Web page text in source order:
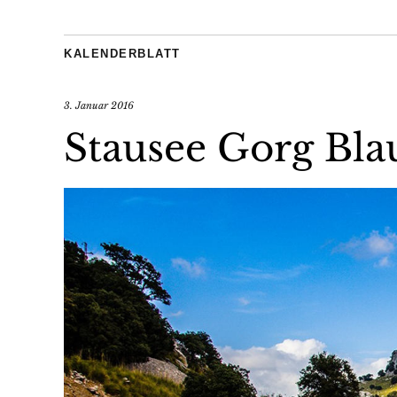
KALENDERBLATT
3. Januar 2016
Stausee Gorg